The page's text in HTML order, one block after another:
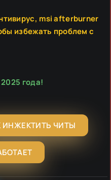
msi afterburner
избежать проблем с
года!
ИНЖЕКТИТЬ ЧИТЫ